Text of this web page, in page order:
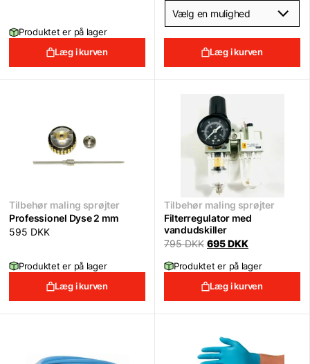
Produktet er på lager
Læg i kurven
Læg i kurven
Tilbehør maling sprøjter
Professionel Dyse 2 mm
595 DKK
Produktet er på lager
Læg i kurven
Tilbehør maling sprøjter
Filterregulator med
vandudskiller
795DKK Original
was:
795 DKK.
695DKKCurrent
is:
695 DKK.
Produktet er på lager
Læg i kurven